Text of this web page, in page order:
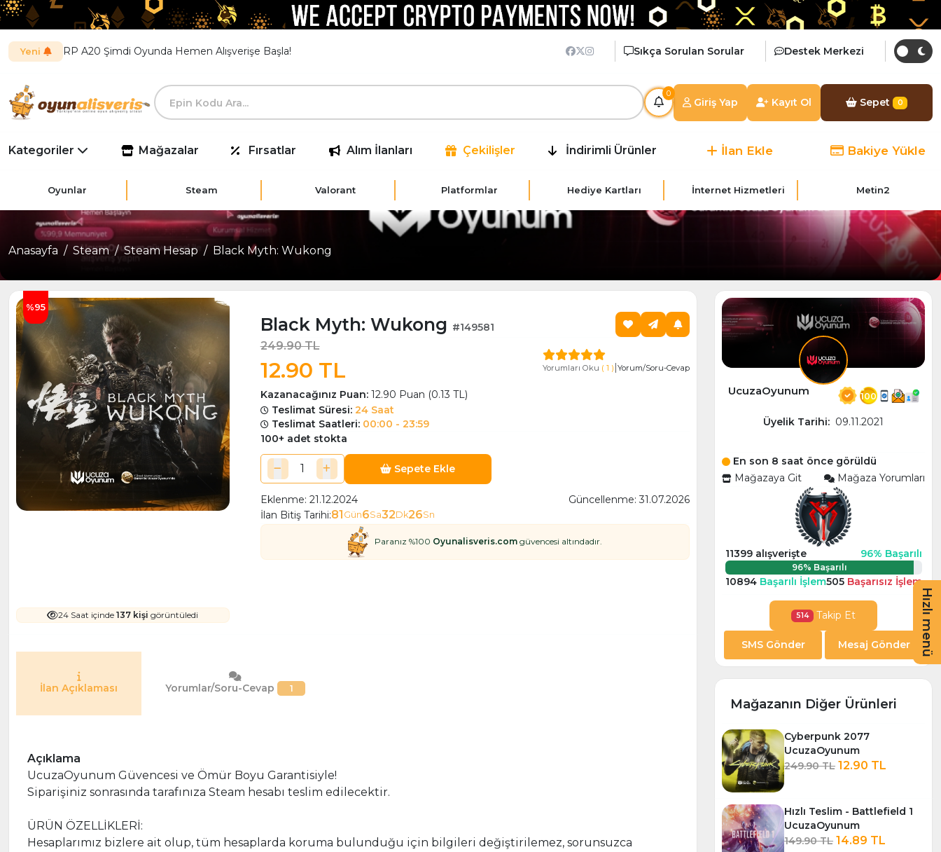
Yeni RP A20 Şimdi Oyunda Hemen Alışverişe Başla! Sıkça Sorulan Sorular Destek Merkezi
0
Giriş Yap Kayıt Ol Sepet 0
Kategoriler Mağazalar Fırsatlar Alım İlanları Çekilişler İndirimli Ürünler İlan Ekle Bakiye Yükle
Oyunlar Steam Valorant Platformlar Hediye Kartları İnternet Hizmetleri Metin2
Anasayfa Steam Steam Hesap Black Myth: Wukong
%95
24 Saat içinde137 kişigörüntüledi
Black Myth: Wukong #149581
249.90 TL
12.90 TL Yorumları Oku ( 1 ) |Yorum/Soru-Cevap
Kazanacağınız Puan: 12.90 Puan (0.13 TL)
Teslimat Süresi: 24 Saat
Teslimat Saatleri: 00:00 - 23:59
100+ adet stokta
Sepete Ekle
Eklenme: 21.12.2024
Güncellenme: 31.07.2026
İlan Bitiş Tarihi:81 Gün6Sa32Dk25Sn
Paranız %100 Oyunalisveris.comgüvencesi altındadır.
İlan Açıklaması Yorumlar/Soru-Cevap 1
Açıklama
UcuzaOyunum Güvencesi ve Ömür Boyu Garantisiyle!
Siparişiniz sonrasında tarafınıza Steam hesabı teslim edilecektir.
ÜRÜN ÖZELLİKLERİ:
Hesaplarımız bizlere ait olup, tüm hesaplarda koruma bulunduğu için bilgileri değiştirilemez, sorunsuzca
UcuzaOyunum 100
Üyelik Tarihi: 09.11.2021
En son 8 saat önce görüldü
Mağazaya Git
Mağaza Yorumları
11399 alışverişte 96% Başarılı
96% Başarılı
10894 Başarılı İşlem505 Başarısız İşlem
514 Takip Et
SMS Gönder Mesaj Gönder
Mağazanın Diğer Ürünleri
Cyberpunk 2077
UcuzaOyunum
249.90 TL 12.90 TL
Hızlı Teslim - Battlefield 1
UcuzaOyunum
149.90 TL 14.89 TL
Hızlı menü